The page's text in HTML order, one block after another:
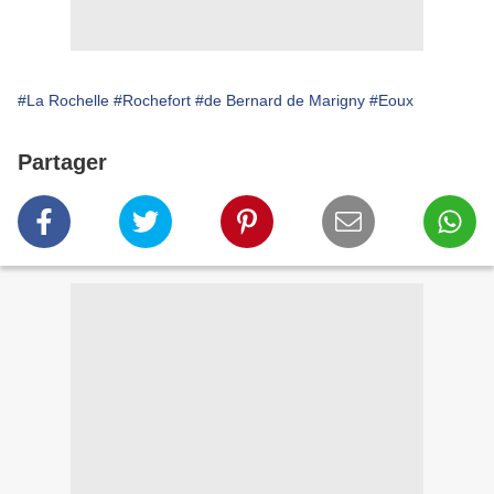
#La Rochelle #Rochefort #de Bernard de Marigny #Eoux
Partager